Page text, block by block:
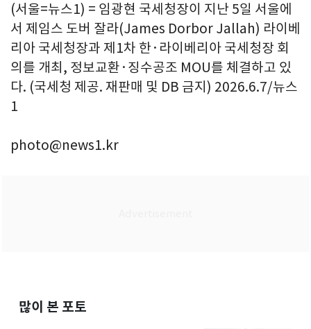
(서울=뉴스1) = 임광현 국세청장이 지난 5일 서울에
서 제임스 도버 잘라(James Dorbor Jallah) 라이베
리아 국세청장과 제1차 한·라이베리아 국세청장 회
의를 개최, 정보교환·징수공조 MOU를 체결하고 있
다. (국세청 제공. 재판매 및 DB 금지) 2026.6.7/뉴스
1
photo@news1.kr
많이 본 포토